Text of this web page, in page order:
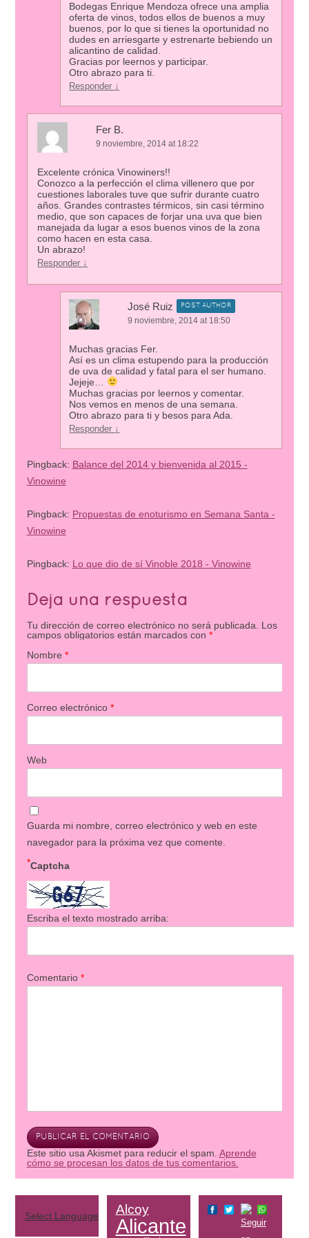
Bodegas Enrique Mendoza ofrece una amplia
oferta de vinos, todos ellos de buenos a muy
buenos, por lo que si tienes la oportunidad no
dudes en arriesgarte y estrenarte bebiendo un
alicantino de calidad.
Gracias por leernos y participar.
Otro abrazo para ti.
Responder ↓
Fer B.
9 noviembre, 2014 at 18:22
Excelente crónica Vinowiners!!
Conozco a la perfección el clima villenero que por
cuestiones laborales tuve que sufrir durante cuatro
años. Grandes contrastes térmicos, sin casi término
medio, que son capaces de forjar una uva que bien
manejada da lugar a esos buenos vinos de la zona
como hacen en esta casa.
Un abrazo!
Responder ↓
José Ruiz POST AUTHOR
9 noviembre, 2014 at 18:50
Muchas gracias Fer.
Así es un clima estupendo para la producción
de uva de calidad y fatal para el ser humano.
Jejeje…
Muchas gracias por leernos y comentar.
Nos vemos en menos de una semana.
Otro abrazo para ti y besos para Ada.
Responder ↓
Pingback: Balance del 2014 y bienvenida al 2015 -
Vinowine
Pingback: Propuestas de enoturismo en Semana Santa -
Vinowine
Pingback: Lo que dio de sí Vinoble 2018 - Vinowine
Deja una respuesta
Tu dirección de correo electrónico no será publicada.
Los
campos obligatorios están marcados con *
Nombre *
Correo electrónico *
Web
Guarda mi nombre, correo electrónico y web en este
navegador para la próxima vez que comente.
Captcha
*
Escriba el texto mostrado arriba:
Comentario *
Este sitio usa Akismet para reducir el spam. Aprende
cómo se procesan los datos de tus comentarios.
Select Language Alcoy
Alicante